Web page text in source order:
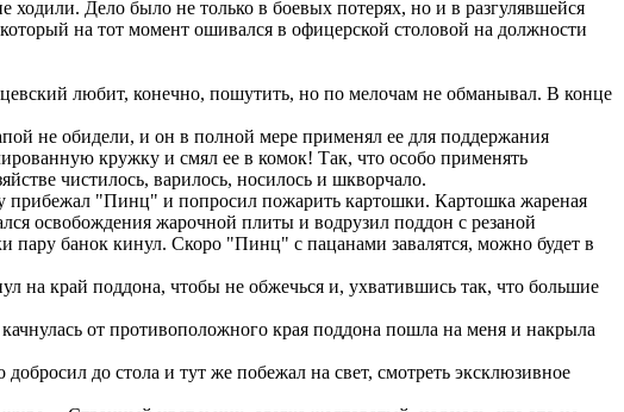
Дело было не только в боевых потерях, но и в разгулявшейся
на тот момент ошивался в офицерской столовой на должности
любит, конечно, пошутить, но по мелочам не обманывал. В конце
не обидели, и он в полной мере применял ее для поддержания
кружку и смял ее в комок! Так, что особо применять
чистилось, варилось, носилось и шкворчало.
прибежал "Пинц" и попросил пожарить картошки. Картошка жареная
освобождения жарочной плиты и водрузил поддон с резаной
банок кинул. Скоро "Пинц" с пацанами завалятся, можно будет в
на край поддона, чтобы не обжечься и, ухватившись так, что большие
от противоположного края поддона пошла на меня и накрыла
до стола и тут же побежал на свет, смотреть эксклюзивное